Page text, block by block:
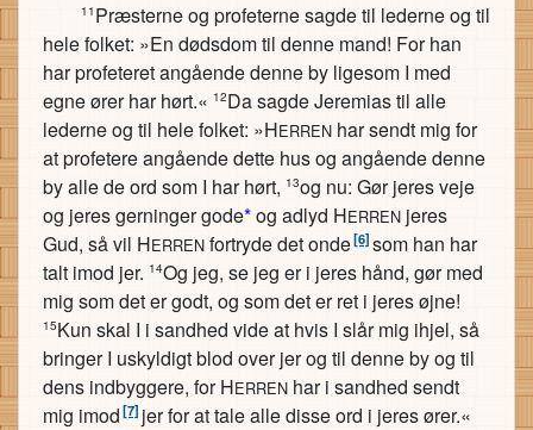
11 Præsterne og profeterne sagde til lederne og til
hele folket: »En dødsdom til denne mand! For han
har profeteret angående denne by ligesom I med
egne ører har hørt.« 12Da sagde Jeremias til alle
lederne og til hele folket: »HERREN har sendt mig for
at profetere angående dette hus og angående denne
by alle de ord som I har hørt, 13og nu: Gør jeres veje
og jeres gerninger gode*og adlyd HERREN jeres
Gud, så vil HERREN fortryde det onde[6]som han har
talt imod jer. 14Og jeg, se jeg er i jeres hånd, gør med
mig som det er godt, og som det er ret i jeres øjne!
15Kun skal I i sandhed vide at hvis I slår mig ihjel, så
bringer I uskyldigt blod over jer og til denne by og til
dens indbyggere, for HERREN har i sandhed sendt
mig imod[7]jer for at tale alle disse ord i jeres ører.«